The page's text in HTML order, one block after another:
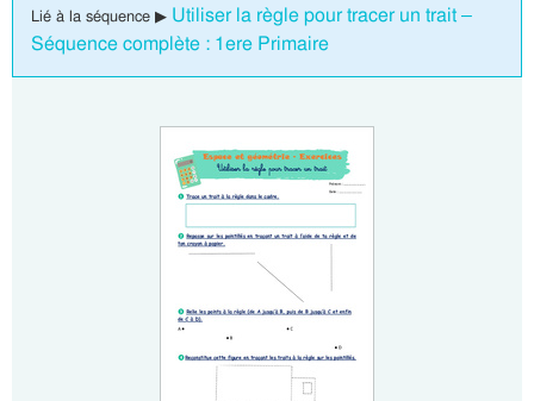
Lié à la séquence ▶ Utiliser la règle pour tracer un trait –
Séquence complète : 1ere Primaire